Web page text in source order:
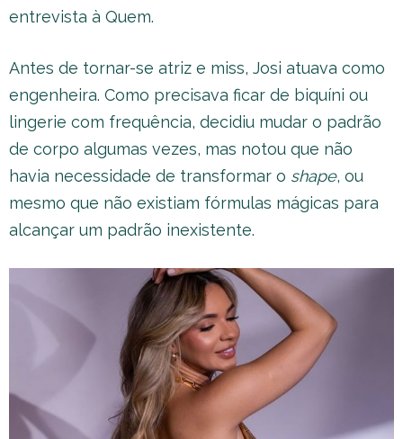
entrevista à Quem.
Antes de tornar-se atriz e miss, Josi atuava como
engenheira. Como precisava ficar de biquíni ou
lingerie com frequência, decidiu mudar o padrão
de corpo algumas vezes, mas notou que não
havia necessidade de transformar o shape, ou
mesmo que não existiam fórmulas mágicas para
alcançar um padrão inexistente.